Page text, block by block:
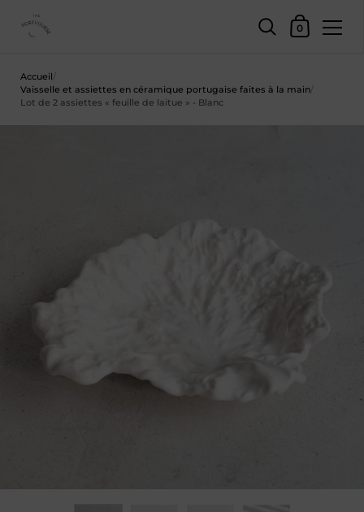
Panier d'achat
0
Accueil/
Vaisselle et assiettes en céramique portugaise faites à la main/
Lot de 2 assiettes « feuille de laitue » - Blanc